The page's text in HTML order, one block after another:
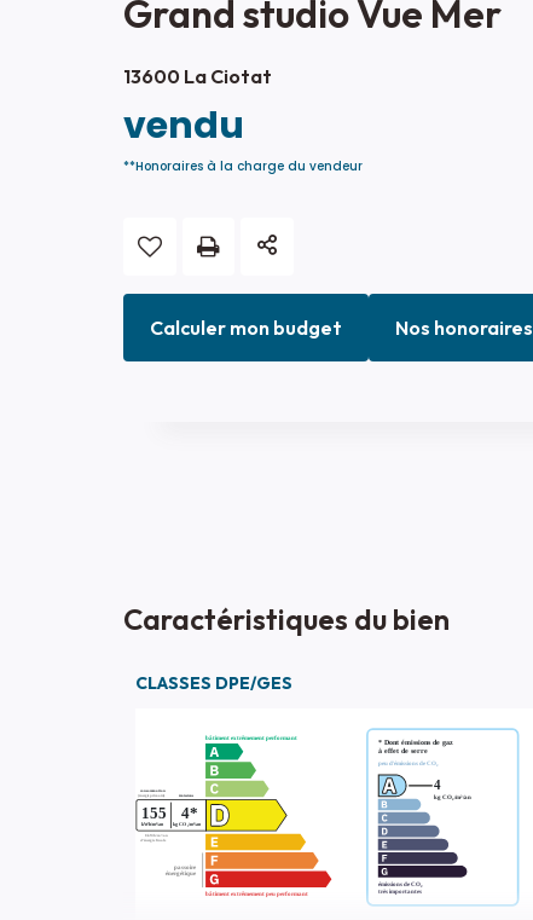
Grand studio Vue Mer
13600 La Ciotat
vendu
**Honoraires à la charge du vendeur
Calculer mon budget Nos honoraires
Caractéristiques du bien
CLASSES DPE/GES